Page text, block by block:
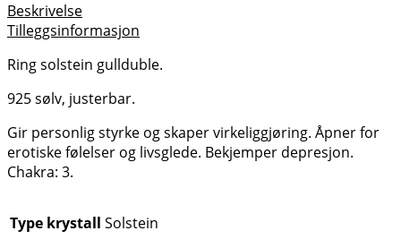
Beskrivelse
Tilleggsinformasjon
Ring solstein gullduble.
925 sølv, justerbar.
Gir personlig styrke og skaper virkeliggjøring. Åpner for
erotiske følelser og livsglede. Bekjemper depresjon.
Chakra: 3.
Type krystall Solstein